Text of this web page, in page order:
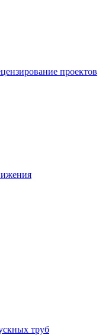
проектов
труб